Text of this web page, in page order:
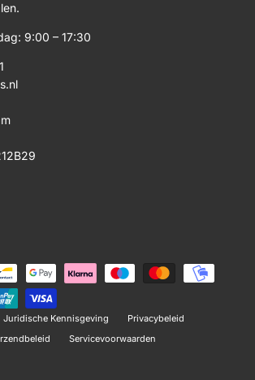
9:00 – 17:30
Juridische Kennisgeving
Privacybeleid
Servicevoorwaarden